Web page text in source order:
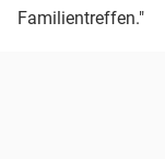
Familientreffen."